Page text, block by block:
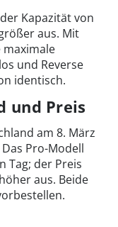
Kapazität von
aus. Mit
maximale
und Reverse
identisch.
und Preis
am 8. März
Pro-Modell
Tag; der Preis
aus. Beide